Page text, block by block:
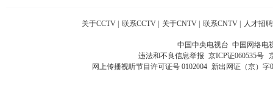
关于CCTV 联系CCTV 关于CNTV 联系CNTV 人才招聘
中国中央电视台 中国网络电
违法和不良信息举报 京ICP证060535号
网上传播视听节目许可证号 0102004 新出网证（京）